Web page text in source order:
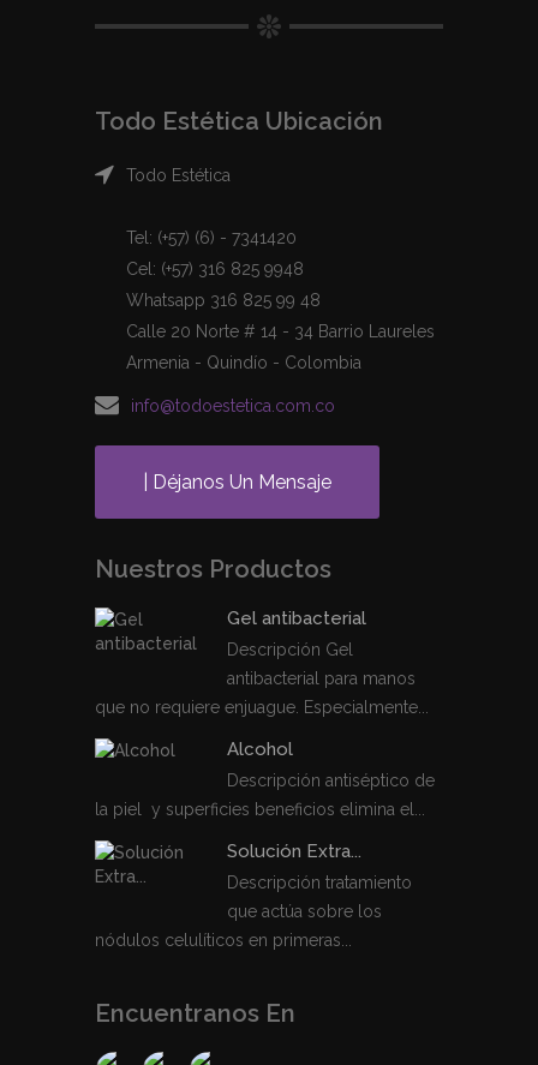
Todo Estética Ubicación
Todo Estética
Tel: (+57) (6) - 7341420
Cel: (+57) 316 825 9948
Whatsapp 316 825 99 48
Calle 20 Norte # 14 - 34 Barrio Laureles
Armenia - Quindío - Colombia
info@todoestetica.com.co
| Déjanos Un Mensaje
Nuestros Productos
Gel antibacterial
Descripción Gel
antibacterial para manos
que no requiere enjuague. Especialmente...
Alcohol
Descripción antiséptico de
la piel y superficies beneficios elimina el...
Solución Extra...
Descripción tratamiento
que actúa sobre los
nódulos celulíticos en primeras...
Encuentranos En